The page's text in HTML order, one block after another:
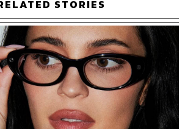
ในขณะเดียวกันก็มาพร้อมกับข้อเสนอที่
ส้นทางเดินแบบความจริงเสริม ที่ใช้ภาพ
นจริงเพื่อนำทางผู้คนไปยังจุดหมายปลาย
iPhone ทำให้ได้เปรียบเหนือคู่แข่งอย่าง
เป็นแอปนำทางเริ่มต้นสำหรับ
การเส้นทางตั้งแต่การค้นหาร้านอาหารบน
STORIES